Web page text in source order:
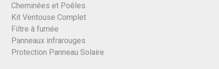
Cheminées et Poêles
Kit Ventouse Complet
Filtre à fumée
Panneaux infrarouges
Protection Panneau Solaire